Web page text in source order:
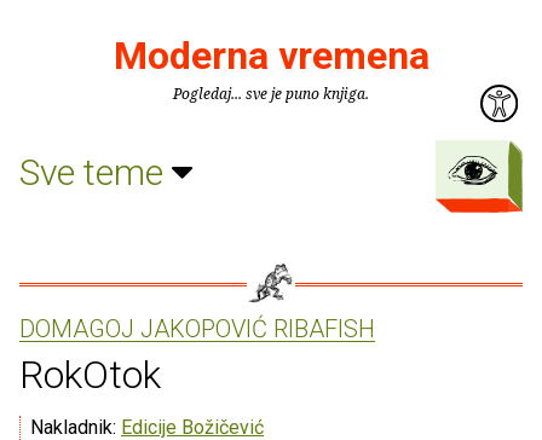
Moderna vremena
Pogledaj... sve je puno knjiga.
Sve teme
DOMAGOJ JAKOPOVIĆ RIBAFISH
RokOtok
Nakladnik: Edicije Božičević